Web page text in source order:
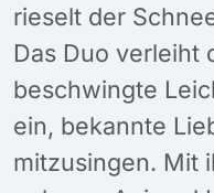
rieselt der
Das Duo verleiht
beschwingte
ein, bekannte
mitzusingen. Mit